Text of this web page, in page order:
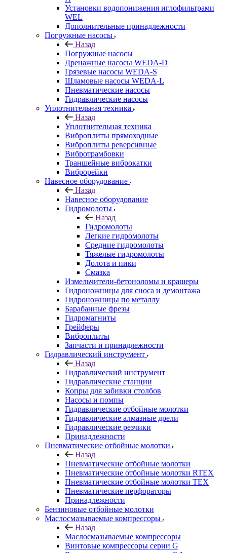
Установки водопонижения иглофильтрами
WEL
Дополнительные принадлежности
Погружные насосы
Назад
Погружные насосы
Дренажные насосы WEDA-D
Грязевые насосы WEDA-S
Шламовые насосы WEDA-L
Пневматические насосы
Гидравлические насосы
Уплотнительная техника
Назад
Уплотнительная техника
Виброплиты прямоходные
Виброплиты реверсивные
Вибротрамбовки
Траншейные виброкатки
Виброрейки
Навесное оборудование
Назад
Навесное оборудование
Гидромолоты
Назад
Гидромолоты
Легкие гидромолоты
Средние гидромолоты
Тяжелые гидромолоты
Долота и пики
Смазка
Измельчители-бетоноломы и крашеры
Гидроножницы для сноса и демонтажа
Гидроножницы по металлу
Барабанные фрезы
Гидромагниты
Грейферы
Виброплиты
Запчасти и принадлежности
Гидравлический инструмент
Назад
Гидравлический инструмент
Гидравлические станции
Копры для забивки столбов
Насосы и помпы
Гидравлические отбойные молотки
Гидравлические алмазные дрели
Гидравлические резчики
Принадлежности
Пневматические отбойные молотки
Назад
Пневматические отбойные молотки
Пневматические отбойные молотки RTEX
Пневматические отбойные молотки TEX
Пневматические перфораторы
Принадлежности
Бензиновые отбойные молотки
Маслосмазываемые компрессоры
Назад
Маслосмазываемые компрессоры
Винтовые компрессоры серии G